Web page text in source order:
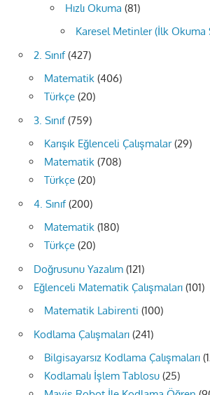
Hızlı Okuma (81)
Karesel Metinler (İlk Okuma
2. Sınıf(427)
Matematik (406)
Türkçe (20)
3. Sınıf(759)
Karışık Eğlenceli Çalışmalar(29)
Matematik (708)
Türkçe (20)
4. Sınıf(200)
Matematik (180)
Türkçe (20)
Doğrusunu Yazalım (121)
Eğlenceli Matematik Çalışmaları (101)
Matematik Labirenti (100)
Kodlama Çalışmaları (241)
Bilgisayarsız Kodlama Çalışmaları
Kodlamalı İşlem Tablosu (25)